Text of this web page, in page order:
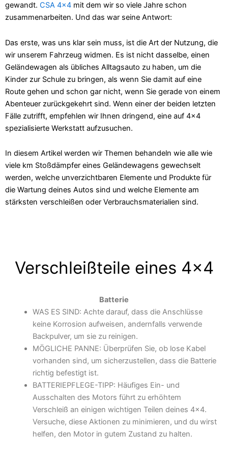
gewandt. CSA 4×4 mit dem wir so viele Jahre schon
zusammenarbeiten. Und das war seine Antwort:
Das erste, was uns klar sein muss, ist die Art der Nutzung, die
wir unserem Fahrzeug widmen. Es ist nicht dasselbe, einen
Geländewagen als übliches Alltagsauto zu haben, um die
Kinder zur Schule zu bringen, als wenn Sie damit auf eine
Route gehen und schon gar nicht, wenn Sie gerade von einem
Abenteuer zurückgekehrt sind. Wenn einer der beiden letzten
Fälle zutrifft, empfehlen wir Ihnen dringend, eine auf 4x4
spezialisierte Werkstatt aufzusuchen.
In diesem Artikel werden wir Themen behandeln wie alle wie
viele km Stoßdämpfer eines Geländewagens gewechselt
werden, welche unverzichtbaren Elemente und Produkte für
die Wartung deines Autos sind und welche Elemente am
stärksten verschleißen oder Verbrauchsmaterialien sind.
Verschleißteile eines 4x4
Batterie
WAS ES SIND: Achte darauf, dass die Anschlüsse
keine Korrosion aufweisen, andernfalls verwende
Backpulver, um sie zu reinigen.
MÖGLICHE PANNE: Überprüfen Sie, ob lose Kabel
vorhanden sind, um sicherzustellen, dass die Batterie
richtig befestigt ist.
BATTERIEPFLEGE-TIPP: Häufiges Ein- und
Ausschalten des Motors führt zu erhöhtem
Verschleiß an einigen wichtigen Teilen deines 4x4.
Versuche, diese Aktionen zu minimieren, und du wirst
helfen, den Motor in gutem Zustand zu halten.